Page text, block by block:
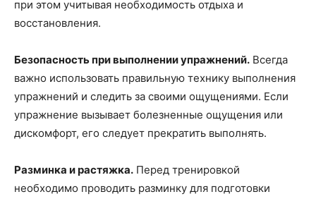
при этом учитывая необходимость отдыха и
восстановления.
Безопасность при выполнении упражнений. Всегда
важно использовать правильную технику выполнения
упражнений и следить за своими ощущениями. Если
упражнение вызывает болезненные ощущения или
дискомфорт, его следует прекратить выполнять.
Разминка и растяжка. Перед тренировкой
необходимо проводить разминку для подготовки